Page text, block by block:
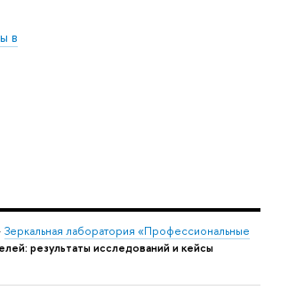
в
Зеркальная лаборатория «Профессиональные
результаты исследований и кейсы